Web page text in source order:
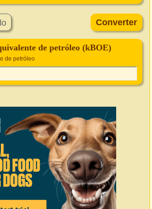
de petróleo (kBOE)
de petróleo